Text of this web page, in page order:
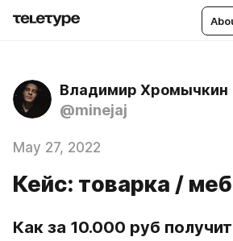
Владимир Хромычкин
@minejaj
May 27, 2022
Кейс: товарка /
Как за 10.000 руб